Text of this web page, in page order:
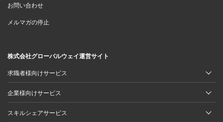
お問い合わせ
メルマガの停止
株式会社グローバルウェイ運営サイト
求職者様向けサービス
企業様向けサービス
スキルシェアサービス